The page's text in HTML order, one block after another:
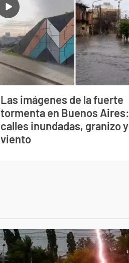
Las imágenes de la fuerte
tormenta en Buenos Aires:
calles inundadas, granizo y
viento